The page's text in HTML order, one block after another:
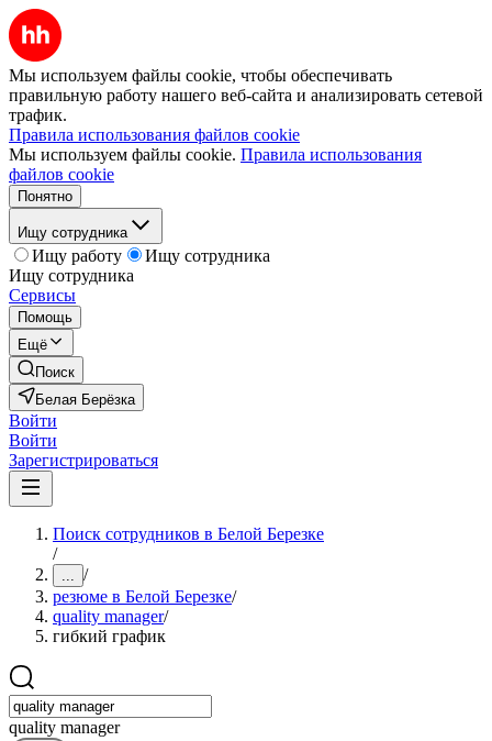
Мы используем файлы cookie, чтобы обеспечивать
правильную работу нашего веб-сайта и анализировать сетевой
трафик.
Правила использования файлов cookie
Мы используем файлы cookie. Правила использования
файлов cookie
Понятно
Ищу сотрудника
Ищу работу
Ищу сотрудника
Ищу сотрудника
Сервисы
Помощь
Ещё
Поиск
Белая Берёзка
Войти
Войти
Зарегистрироваться
Поиск сотрудников в Белой Березке
/
... /
резюме в Белой Березке/
quality manager/
гибкий график
quality manager